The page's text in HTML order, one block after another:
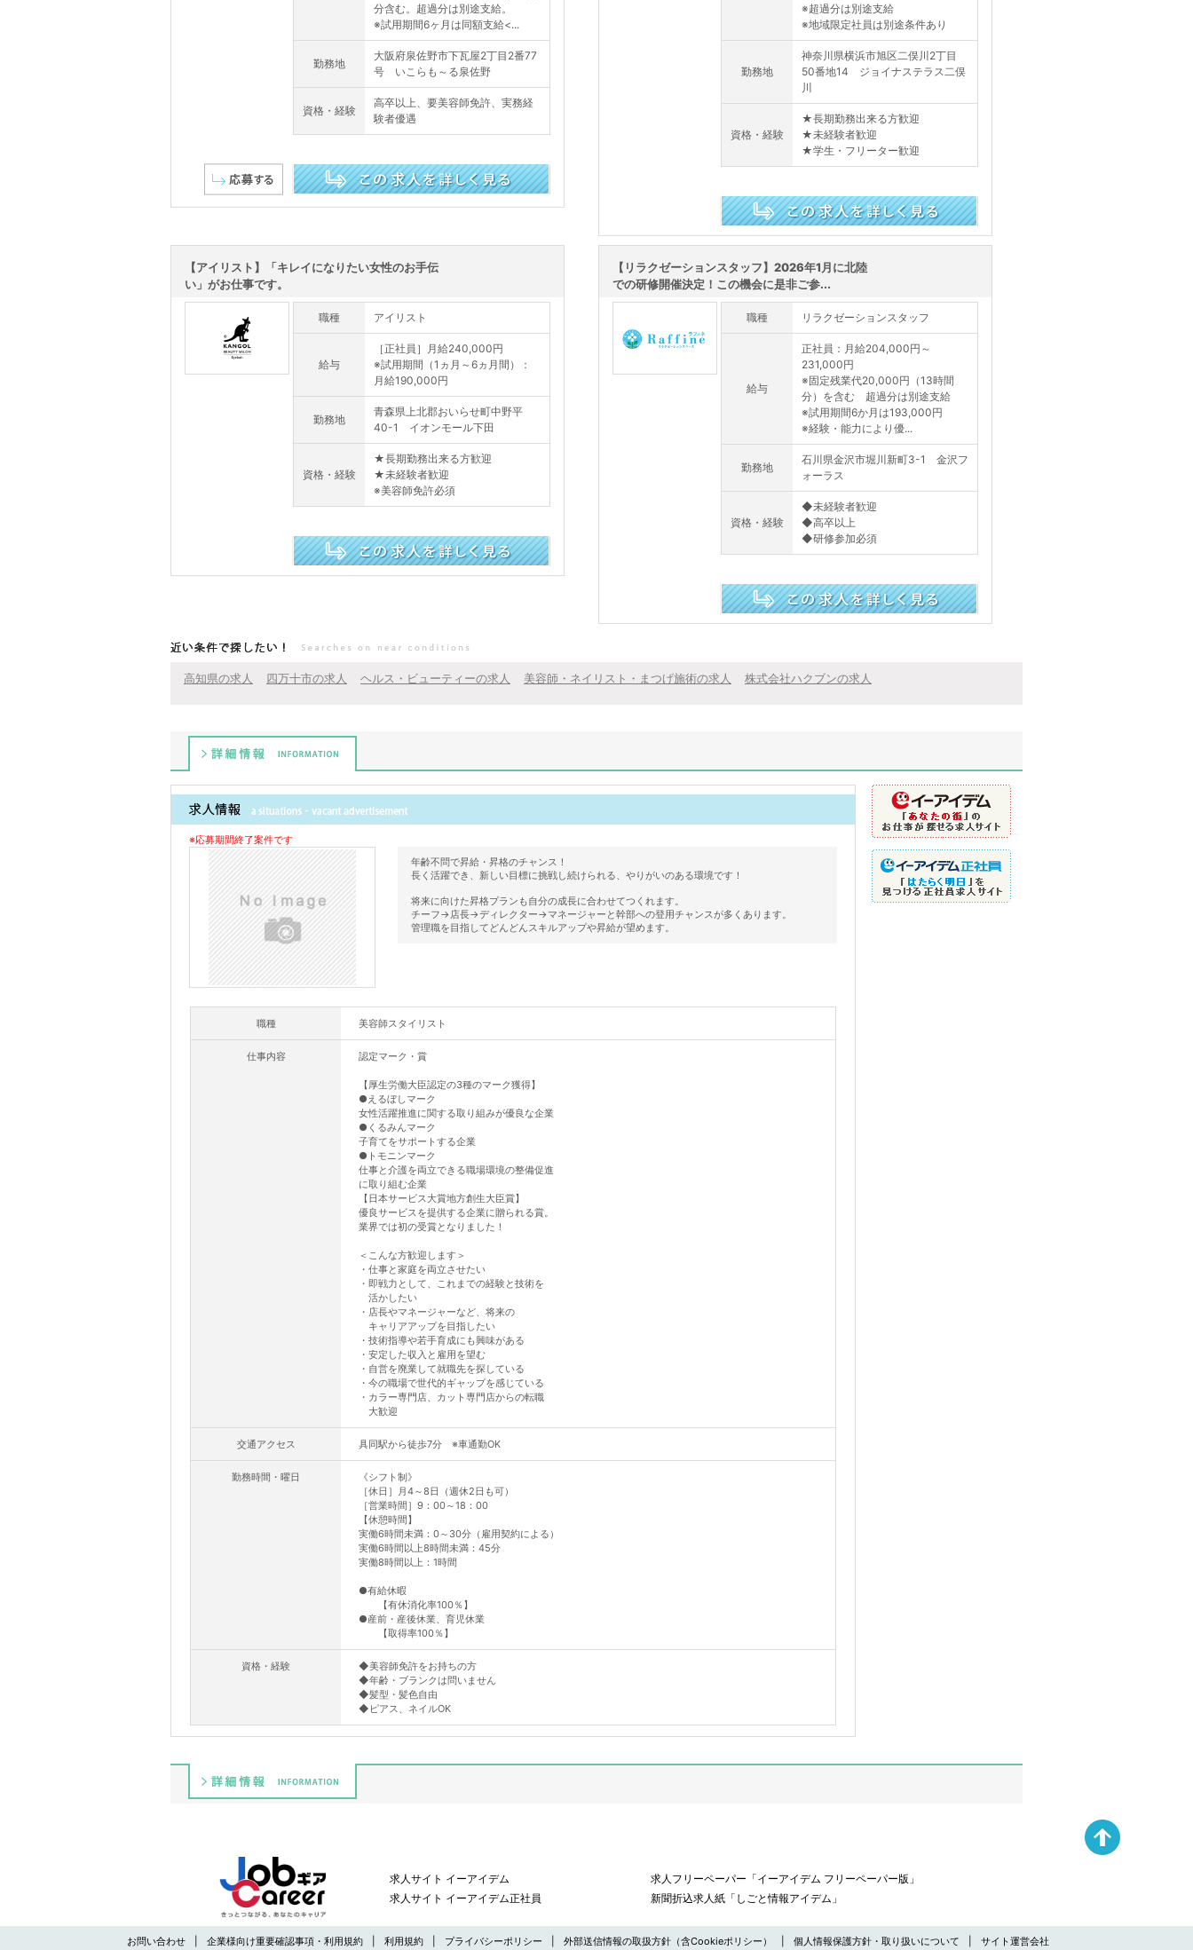
分含む。超過分は別途支給。
※試用期間6ヶ月は同額支給<...
勤務地
大阪府泉佐野市下瓦屋2丁目2番77
号 いこらも～る泉佐野
資格・経験
高卒以上、要美容師免許、実務経
験者優遇
※超過分は別途支給
※地域限定社員は別途条件あり
勤務地
神奈川県横浜市旭区二俣川2丁目
50番地14 ジョイナステラス二俣
川
資格・経験
★長期勤務出来る方歓迎
★未経験者歓迎
★学生・フリーター歓迎
この求人を詳しく見る
【アイリスト】「キレイになりたい女性のお手伝
い」がお仕事です。
職種 アイリスト
給与
［正社員］月給240,000円
※試用期間（1ヵ月～6ヵ月間）：
月給190,000円
勤務地
青森県上北郡おいらせ町中野平
40-1 イオンモール下田
資格・経験
★長期勤務出来る方歓迎
★未経験者歓迎
※美容師免許必須
この求人を詳しく見る
【リラクゼーションスタッフ】2026年1月に北陸
での研修開催決定！この機会に是非ご参...
職種 リラクゼーションスタッフ
給与
正社員：月給204,000円～
231,000円
※固定残業代20,000円（13時間
分）を含む 超過分は別途支給
※試用期間6か月は193,000円
※経験・能力により優...
勤務地
石川県金沢市堀川新町3-1 金沢フ
ォーラス
資格・経験
◆未経験者歓迎
◆高卒以上
◆研修参加必須
この求人を詳しく見る
高知県の求人 四万十市の求人 ヘルス・ビューティーの求人 美容師・ネイリスト・まつげ施術の求人 株式会社ハクブンの求人
※応募期間終了案件です
年齢不問で昇給・昇格のチャンス！
長く活躍でき、新しい目標に挑戦し続けられる、やりがいのある環境です！
将来に向けた昇格プランも自分の成長に合わせてつくれます。
チーフ→店長→ディレクター→マネージャーと幹部への登用チャンスが多くあります。
管理職を目指してどんどんスキルアップや昇給が望めます。
職種 美容師スタイリスト
仕事内容 認定マーク・賞
【厚生労働大臣認定の3種のマーク獲得】
●えるぼしマーク
女性活躍推進に関する取り組みが優良な企業
●くるみんマーク
子育てをサポートする企業
●トモニンマーク
仕事と介護を両立できる職場環境の整備促進
に取り組む企業
【日本サービス大賞地方創生大臣賞】
優良サービスを提供する企業に贈られる賞。
業界では初の受賞となりました！
＜こんな方歓迎します＞
・仕事と家庭を両立させたい
・即戦力として、これまでの経験と技術を
活かしたい
・店長やマネージャーなど、将来の
キャリアアップを目指したい
・技術指導や若手育成にも興味がある
・安定した収入と雇用を望む
・自営を廃業して就職先を探している
・今の職場で世代的ギャップを感じている
・カラー専門店、カット専門店からの転職
大歓迎
交通アクセス 具同駅から徒歩7分 ※車通勤OK
勤務時間・曜日
《シフト制》
［休日］月4～8日（週休2日も可）
［営業時間］9：00～18：00
【休憩時間】
実働6時間未満：0～30分（雇用契約による）
実働6時間以上8時間未満：45分
実働8時間以上：1時間
●有給休暇
【有休消化率100％】
●産前・産後休業、育児休業
【取得率100％】
資格・経験
◆美容師免許をお持ちの方
◆年齢・ブランクは問いません
◆髪型・髪色自由
◆ピアス、ネイルOK
求人サイト イーアイデム
求人サイト イーアイデム正社員
求人フリーペーパー「イーアイデム フリーペーパー版」
新聞折込求人紙「しごと情報アイデム」
お問い合わせ 企業様向け重要確認事項・利用規約 利用規約 プライバシーポリシー 外部送信情報の取扱方針（含Cookieポリシー） 個人情報保護方針・取り扱いについて サイト運営会社